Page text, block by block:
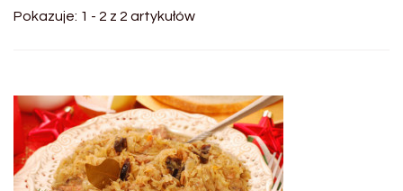
Pokazuje: 1 - 2 z 2 artykułów